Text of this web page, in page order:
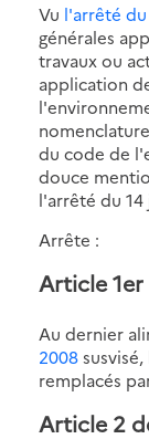
Vu l'arrêté
générales
travaux ou
application
du code de
douce
l'arrêté du 14
Arrête :
Article 1er
Au dernier
2008
remplacés
Article 2